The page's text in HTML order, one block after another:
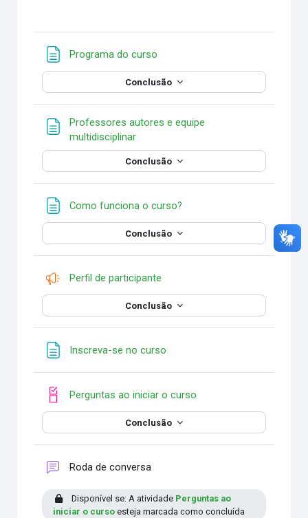
Programa do curso
Conclusão
Professores autores e equipe
multidisciplinarPágina
Conclusão
Como funciona o curso?
Conclusão
Perfil de participante
Conclusão
Inscreva-se no curso
Perguntas ao iniciar o curso
Conclusão
Roda de conversa
Disponível se: A atividade Perguntas ao
iniciar o curso esteja marcada como concluída